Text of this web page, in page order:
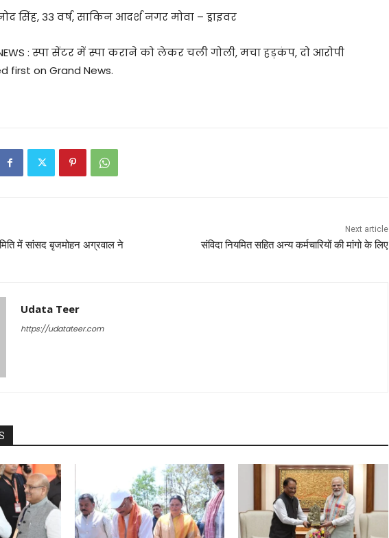
सिंह, 33 वर्ष, साकिन आदर्श नगर मोवा – ड्राइवर
NEWS : स्पा सेंटर में स्पा कराने को लेकर चली गोली, मचा हड़कंप, दो आरोपी
first on Grand News.
में सांसद बृजमोहन अग्रवाल ने
Next article
संविदा नियमित सहित अन्य कर्मचारियों की मांगो के लिए
Udata Teer
https://udatateer.com